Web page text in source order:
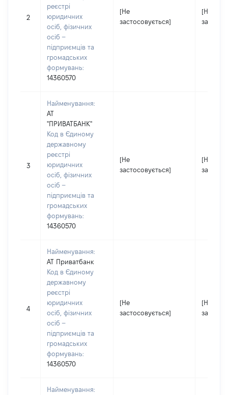
2
реєстрі
юридичних
осіб, фізичних
осіб –
підприємців та
громадських
формувань:
14360570
[Не
застосовується]
[Не
3
Найменування:
АТ
"ПРИВАТБАНК"
Код в Єдиному
державному
реєстрі
юридичних
осіб, фізичних
осіб –
підприємців та
громадських
формувань:
14360570
[Не
застосовується]
[Не
4
Найменування:
АТ Приватбанк
Код в Єдиному
державному
реєстрі
юридичних
осіб, фізичних
осіб –
підприємців та
громадських
формувань:
14360570
[Не
застосовується]
[Не
Найменування: